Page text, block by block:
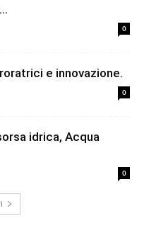
0
e innovazione.
0
idrica, Acqua
0